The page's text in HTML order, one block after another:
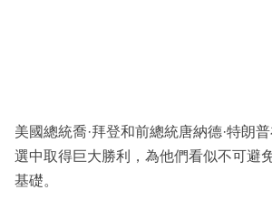
區
美國總統喬·拜登和前總統唐納德·特朗
選中取得巨大勝利，為他們看似不可避
基礎。